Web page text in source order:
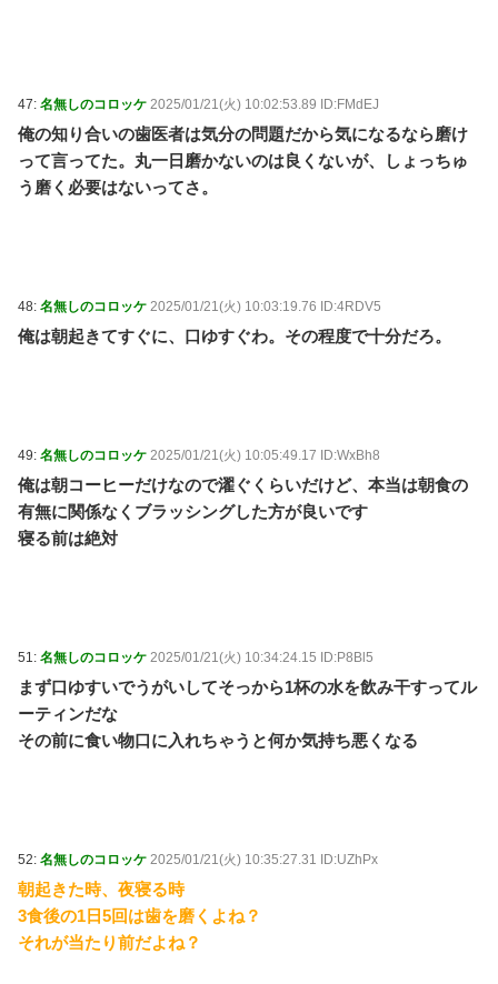
47: 名無しのコロッケ 2025/01/21(火) 10:02:53.89 ID:FMdEJ
俺の知り合いの歯医者は気分の問題だから気になるなら磨け
って言ってた。丸一日磨かないのは良くないが、しょっちゅ
う磨く必要はないってさ。
48: 名無しのコロッケ 2025/01/21(火) 10:03:19.76 ID:4RDV5
俺は朝起きてすぐに、口ゆすぐわ。その程度で十分だろ。
49: 名無しのコロッケ 2025/01/21(火) 10:05:49.17 ID:WxBh8
俺は朝コーヒーだけなので濯ぐくらいだけど、本当は朝食の
有無に関係なくブラッシングした方が良いです
寝る前は絶対
51: 名無しのコロッケ 2025/01/21(火) 10:34:24.15 ID:P8Bl5
まず口ゆすいでうがいしてそっから1杯の水を飲み干すってル
ーティンだな
その前に食い物口に入れちゃうと何か気持ち悪くなる
52: 名無しのコロッケ 2025/01/21(火) 10:35:27.31 ID:UZhPx
朝起きた時、夜寝る時
3食後の1日5回は歯を磨くよね？
それが当たり前だよね？